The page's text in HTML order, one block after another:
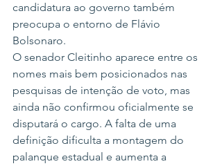
candidatura ao governo também
preocupa o entorno de Flávio
Bolsonaro.
O senador Cleitinho aparece entre os
nomes mais bem posicionados nas
pesquisas de intenção de voto, mas
ainda não confirmou oficialmente se
disputará o cargo. A falta de uma
definição dificulta a montagem do
palanque estadual e aumenta a